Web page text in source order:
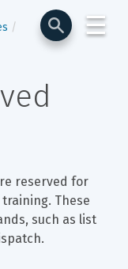
☰
reserved for
These
such as list